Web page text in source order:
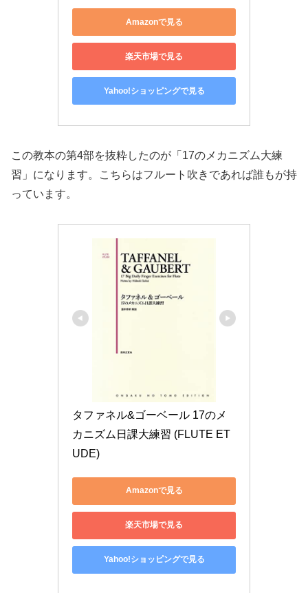
Amazonで見る
楽天市場で見る
Yahoo!ショッピングで見る
この教本の第4部を抜粋したのが「17のメカニズム大練
習」になります。こちらはフルート吹きであれば誰もが持
っています。
タファネル&ゴーベール 17のメ
カニズム日課大練習 (FLUTE ET
UDE)
Amazonで見る
楽天市場で見る
Yahoo!ショッピングで見る